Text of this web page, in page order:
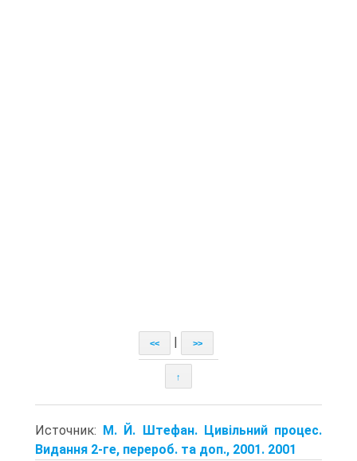
<< >>
↑
Источник: М. Й. Штефан. Цивільний процес.
Видання 2-ге, перероб. та доп., 2001. 2001